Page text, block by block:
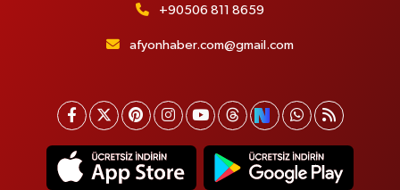
+90506 811 8659
afyonhaber.com@gmail.com